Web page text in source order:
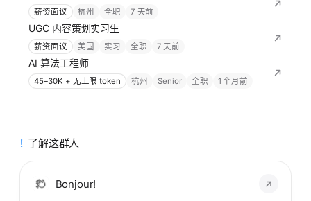
薪资面议 杭州 全职 7 天前
UGC 内容策划实习生
薪资面议 美国 实习 全职 7 天前
AI 算法工程师
45–30K + 无上限 token 杭州 Senior 全职 1 个月前
了解这群人
Bonjour!